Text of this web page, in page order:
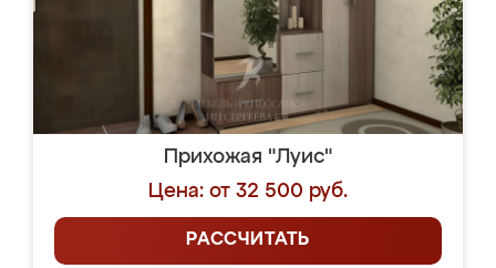
Прихожая "Луис"
Цена: от 32 500 руб.
РАССЧИТАТЬ